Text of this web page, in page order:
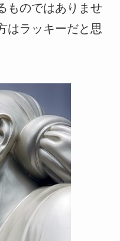
ものではありませ
はラッキーだと思